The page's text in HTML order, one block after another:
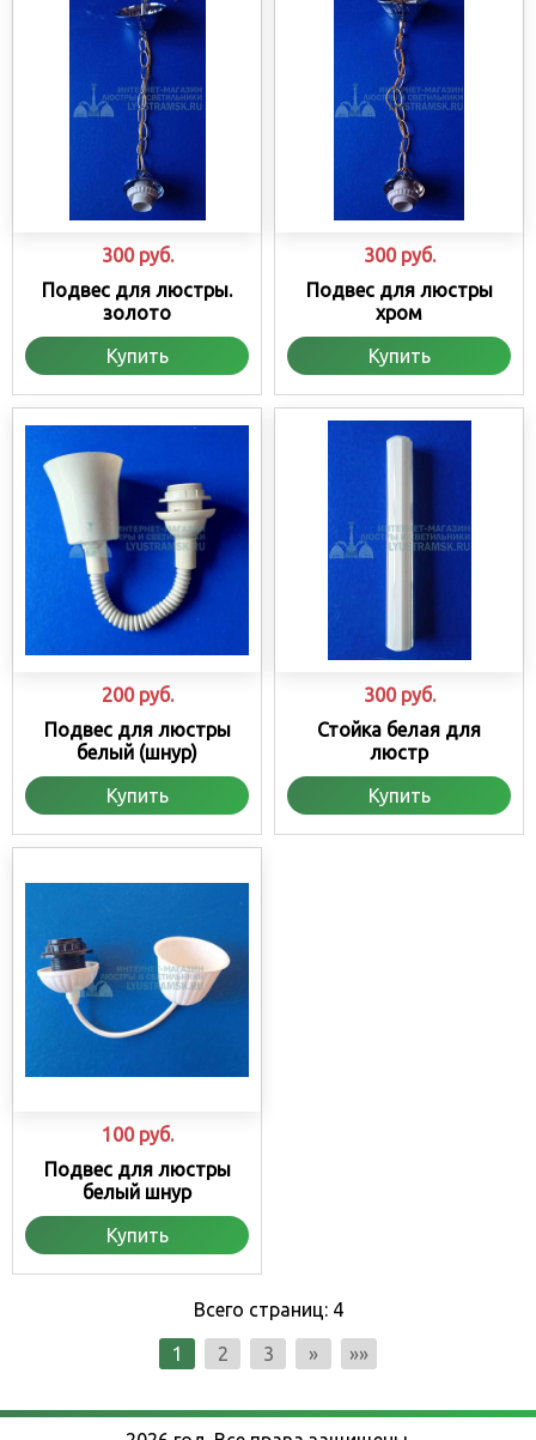
300 руб.
Подвес для люстры.
золото
Купить
300 руб.
Подвес для люстры
хром
Купить
200 руб.
Подвес для люстры
белый (шнур)
Купить
300 руб.
Стойка белая для
люстр
Купить
100 руб.
Подвес для люстры
белый шнур
Купить
Всего страниц: 4
1 2 3 » »»